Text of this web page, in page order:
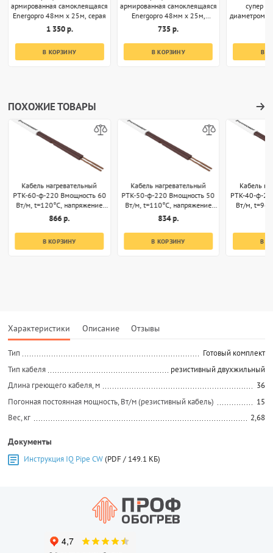
армированная самоклеящаяся
Energopro 48мм х 25м, серая
1 350 р.
В КОРЗИНУ
армированная самоклеящаяся
Energopro 48мм х 25м,
красная
735 р.
В КОРЗИНУ
супер
диаметром
В
ПОХОЖИЕ ТОВАРЫ
Кабель нагревательный
РТК-60-ф-220 Вмощность 60
Вт/м, t=120°С, напряжение
220В, секции 1м
866 р.
В КОРЗИНУ
Кабель нагревательный
РТК-50-ф-220 Вмощность 50
Вт/м, t=110°С, напряжение
220В, секции 1м
834 р.
В КОРЗИНУ
Кабель
РТК-40-ф-
Вт/м,
В
Характеристики Описание Отзывы
Тип
Готовый комплект
Тип кабеля
резистивный двухжильный
Длина греющего кабеля, м
36
Погонная постоянная мощность, Вт/м (резистивный кабель)
15
Вес, кг
2,68
Документы
Инструкция IQ Pipe CW(PDF / 149.1 КБ)